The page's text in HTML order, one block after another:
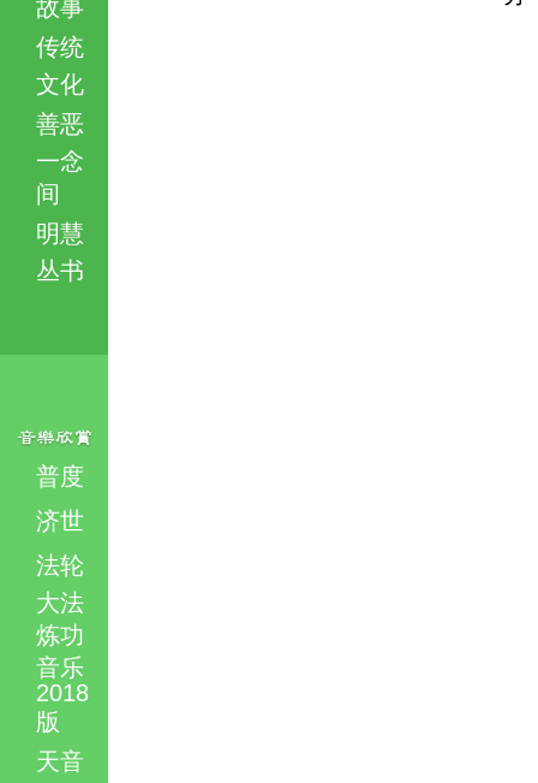
故事
传统
文化
善恶
一念
间
明慧
丛书
普度
济世
法轮
大法
炼功
音乐
2018
版
天音